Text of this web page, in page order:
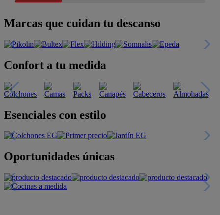
Marcas que cuidan tu descanso
Confort a tu medida
Esenciales con estilo
Oportunidades únicas